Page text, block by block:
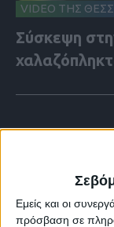
Εμείς και οι
πρόσβαση σε
VIDEO ΤΗΣ
Σύσκεψη